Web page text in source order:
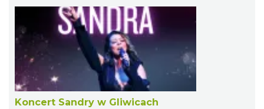
Koncert Sandry w Gliwicach